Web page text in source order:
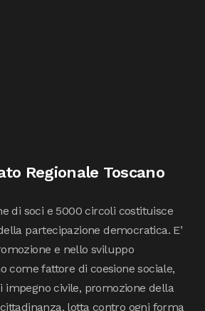
Regionale Toscano
di soci e 5000 circoli costituisce
partecipazione democratica. E’
e nello sviluppo
come fattore di coesione sociale,
civile, promozione della
lotta contro ogni forma